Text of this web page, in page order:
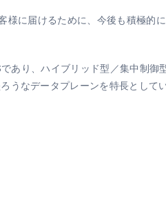
に届けるために、今後も積極的
り、ハイブリッド型／集中制御
うなデータプレーンを特長とし